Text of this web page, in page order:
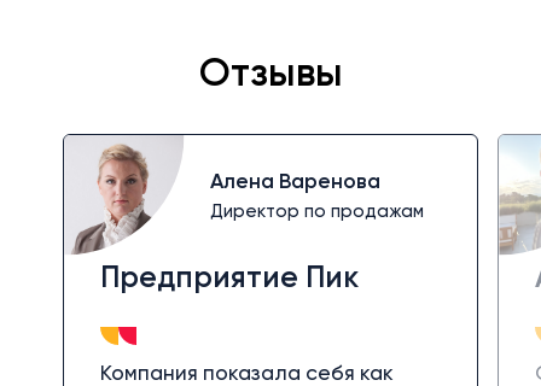
Отзывы
Алена Варенова
Директор по продажам
Предприятие Пик
Компания показала себя как